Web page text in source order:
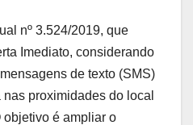
nº 3.524/2019, que
Imediato, considerando
de texto (SMS)
proximidades do local
objetivo é ampliar o